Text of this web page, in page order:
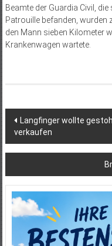
Beamte der Guardia Civil,
Patrouille befanden, wurden
den Mann sieben Kilometer
Krankenwagen wartete.
Langfinger wollte
verkaufen